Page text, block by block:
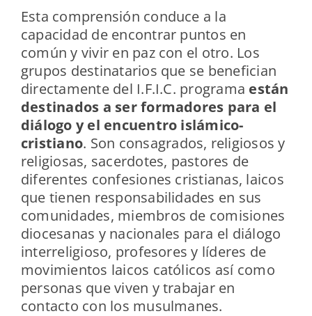
Esta comprensión conduce a la
capacidad de encontrar puntos en
común y vivir en paz con el otro. Los
grupos destinatarios que se benefician
directamente del I.F.I.C. programa están
destinados a ser formadores para el
diálogo y el encuentro islámico-
cristiano. Son consagrados, religiosos y
religiosas, sacerdotes, pastores de
diferentes confesiones cristianas, laicos
que tienen responsabilidades en sus
comunidades, miembros de comisiones
diocesanas y nacionales para el diálogo
interreligioso, profesores y líderes de
movimientos laicos católicos así como
personas que viven y trabajar en
contacto con los musulmanes.